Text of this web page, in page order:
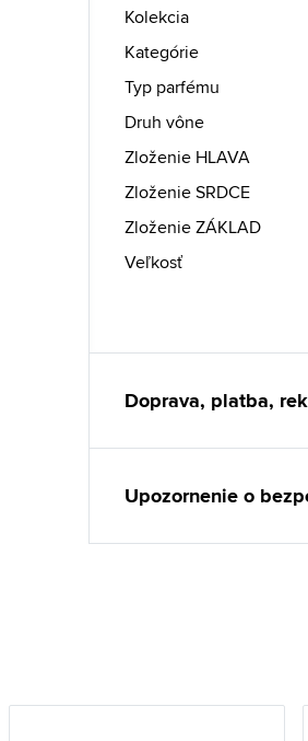
Kolekcia
Kategórie
Typ parfému
Druh vône
Zloženie HLAVA
Zloženie SRDCE
Zloženie ZÁKLAD
Veľkosť
Doprava, platba,
Upozornenie o